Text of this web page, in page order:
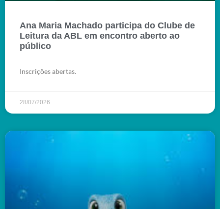
Ana Maria Machado participa do Clube de
Leitura da ABL em encontro aberto ao
público
Inscrições abertas.
28/07/2026